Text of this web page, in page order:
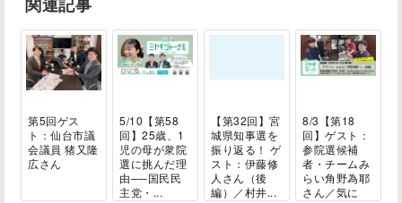
第5回ゲス
ト：仙台市議
会議員 猪又隆
広さん
5/10【第58
回】25歳、1
児の母が衆院
選に挑んだ理
由──国民民
主党・...
【第32回】宮
城県知事選を
振り返る！ ゲ
スト：伊藤修
人さん（後
編）／村井...
8/3【第18
回】ゲスト：
参院選候補
者・チームみ
らい角野為耶
さん／気に